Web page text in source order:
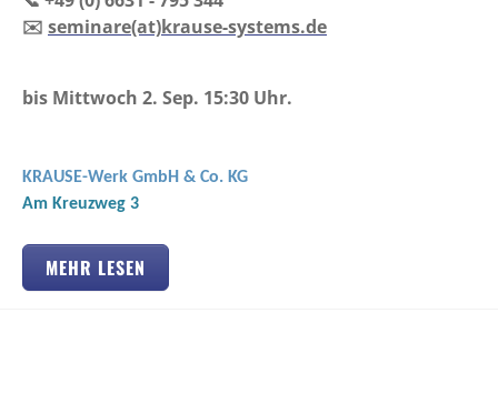
✉️ seminare(at)krause-systems.de
bis Mittwoch 2. Sep. 15:30 Uhr.
KRAUSE-Werk GmbH & Co. KG
Am Kreuzweg 3
MEHR LESEN